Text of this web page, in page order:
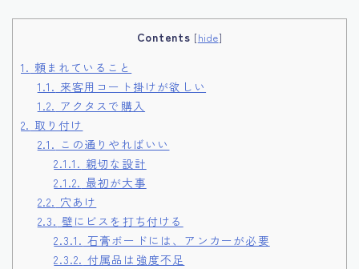
Contents [hide]
1. 頼まれていること
1.1. 来客用コート掛けが欲しい
1.2. アクタスで購入
2. 取り付け
2.1. この通りやればいい
2.1.1. 親切な設計
2.1.2. 最初が大事
2.2. 穴あけ
2.3. 壁にビスを打ち付ける
2.3.1. 石膏ボードには、アンカーが必要
2.3.2. 付属品は強度不足